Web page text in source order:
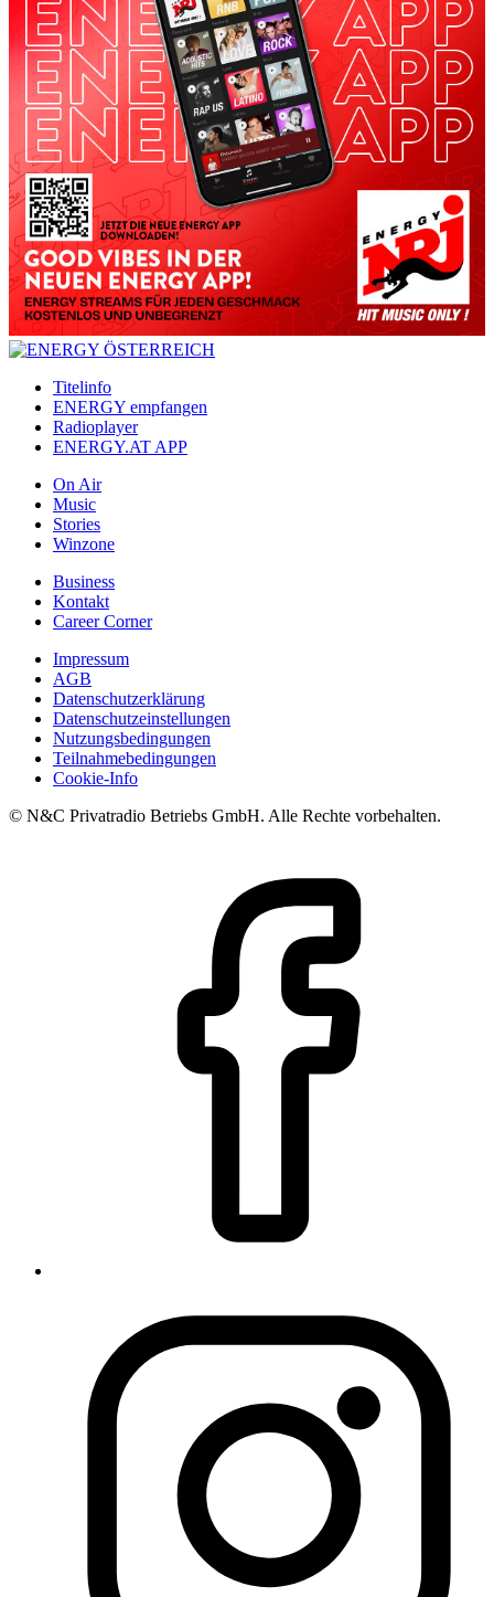
Titelinfo
ENERGY empfangen
Radioplayer
ENERGY.AT APP
On Air
Music
Stories
Winzone
Business
Kontakt
Career Corner
Impressum
AGB
Datenschutzerklärung
Datenschutzeinstellungen
Nutzungsbedingungen
Teilnahmebedingungen
Cookie-Info
© N&C Privatradio Betriebs GmbH. Alle Rechte vorbehalten.